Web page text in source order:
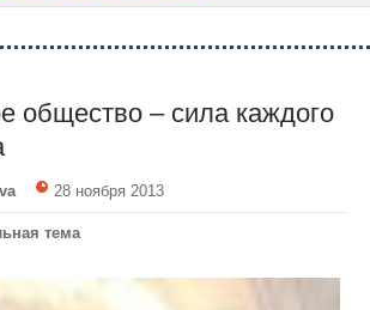
общество – сила каждого
28 ноября 2013
тема